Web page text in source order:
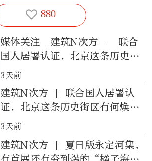
880
媒体关注｜建筑N次方——联合
国人居署认证，北京这条历史街
区有何焕新秘诀
3天前
建筑N次方 | 联合国人居署认
证，北京这条历史街区有何焕新
秘诀
3天前
建筑N次方 | 夏日版永定河集，